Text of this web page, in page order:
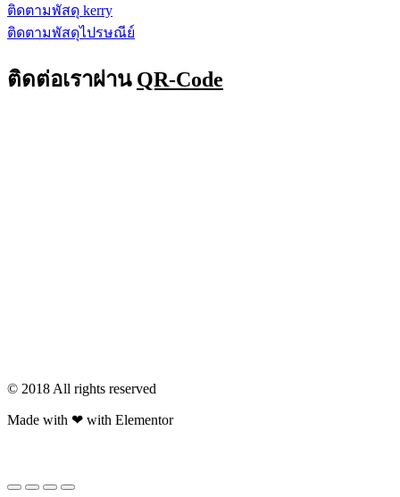
ติดตามพัสดุ kerry
ติดตามพัสดุไปรษณีย์
ติดต่อเราผ่าน QR-Code
© 2018 All rights reserved​
Made with ❤ with Elementor​